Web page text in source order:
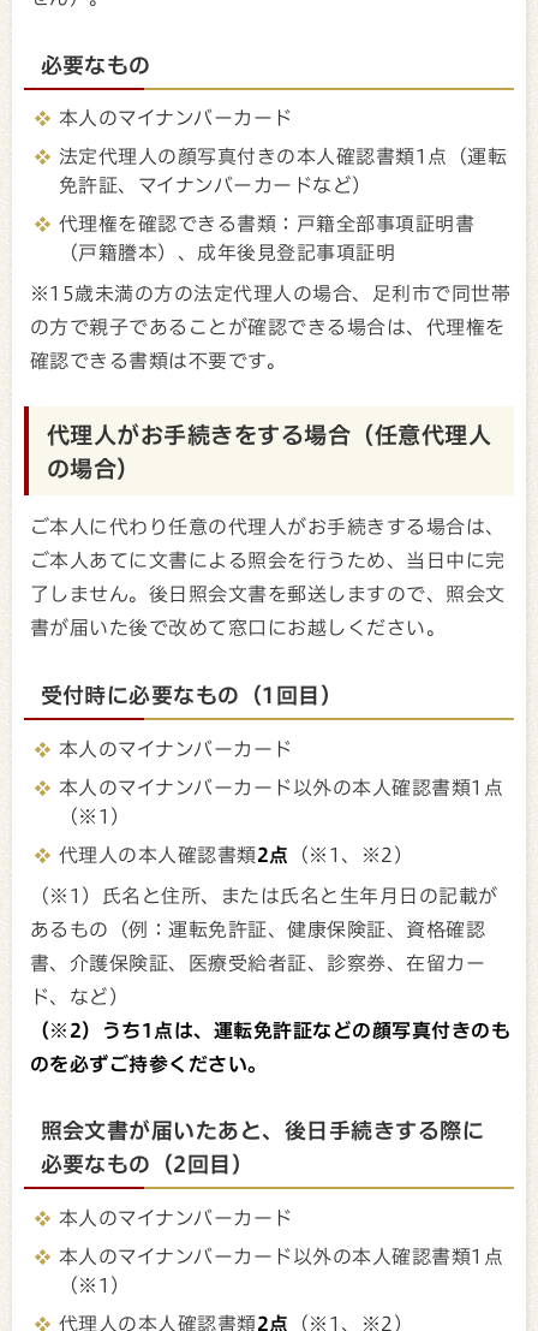
必要なもの
本人のマイナンバーカード
法定代理人の顔写真付きの本人確認書類1点（運転
免許証、マイナンバーカードなど）
代理権を確認できる書類：戸籍全部事項証明書
（戸籍謄本）、成年後見登記事項証明
※15歳未満の方の法定代理人の場合、足利市で同世帯
の方で親子であることが確認できる場合は、代理権を
確認できる書類は不要です。
代理人がお手続きをする場合（任意代理人
の場合）
ご本人に代わり任意の代理人がお手続きする場合は、
ご本人あてに文書による照会を行うため、当日中に完
了しません。後日照会文書を郵送しますので、照会文
書が届いた後で改めて窓口にお越しください。
受付時に必要なもの（1回目）
本人のマイナンバーカード
本人のマイナンバーカード以外の本人確認書類1点
（※1）
代理人の本人確認書類2点 （※1、※2）
（※1）氏名と住所、または氏名と生年月日の記載が
あるもの（例：運転免許証、健康保険証、資格確認
書、介護保険証、医療受給者証、診察券、在留カー
ド、など）
（※2）うち1点は、運転免許証などの顔写真付きのも
のを必ずご持参ください。
照会文書が届いたあと、後日手続きする際に
必要なもの（2回目）
本人のマイナンバーカード
本人のマイナンバーカード以外の本人確認書類1点
（※1）
代理人の本人確認書類2点 （※1、※2）